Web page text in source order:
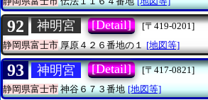
92 神明宮 [Detail]
[〒419-0201]
静岡県富士市 厚原４２６番地の１ [地図等]
93 神明宮 [Detail]
[〒417-0821]
静岡県富士市神谷６７３番地 [地図等]